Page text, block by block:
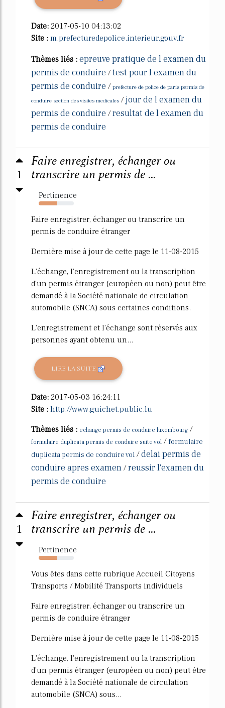
Date: 2017-05-10 04:13:02
Site : m.prefecturedepolice.interieur.gouv.fr
Thèmes liés : epreuve pratique de l examen du
permis de conduire /test pour l examen du
permis de conduire / prefecture de police de paris permis de
conduire section des visites medicales /jour de l examen du
permis de conduire /resultat de l examen du
permis de conduire
1
Faire enregistrer, échanger ou
transcrire un permis de ...
Pertinence
53%
Faire enregistrer, échanger ou transcrire un
permis de conduire étranger
Dernière mise à jour de cette page le 11-08-2015
L'échange, l'enregistrement ou la transcription
d'un permis étranger (européen ou non) peut être
demandé à la Société nationale de circulation
automobile (SNCA) sous certaines conditions.
L'enregistrement et l'échange sont réservés aux
personnes ayant obtenu un...
LIRE LA SUITE
Date: 2017-05-03 16:24:11
Site : http://www.guichet.public.lu
Thèmes liés : echange permis de conduire luxembourg /
formulaire duplicata permis de conduire suite vol / formulaire
duplicata permis de conduire vol /delai permis de
conduire apres examen /reussir l'examen du
permis de conduire
1
Faire enregistrer, échanger ou
transcrire un permis de ...
Pertinence
53%
Vous êtes dans cette rubrique Accueil Citoyens
Transports / Mobilité Transports individuels
Faire enregistrer, échanger ou transcrire un
permis de conduire étranger
Dernière mise à jour de cette page le 11-08-2015
L'échange, l'enregistrement ou la transcription
d'un permis étranger (européen ou non) peut être
demandé à la Société nationale de circulation
automobile (SNCA) sous...